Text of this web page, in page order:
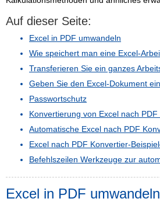
Auf dieser Seite:
Excel in PDF umwandeln
Wie speichert man eine Excel-
Transferieren Sie ein ganzes
Geben Sie den Excel-Dokument
Passwortschutz
Konvertierung von Excel nach
Automatische Excel nach PDF
Excel nach PDF Konvertier-
Befehlszeilen Werkzeuge zur
Excel in PDF umwandeln